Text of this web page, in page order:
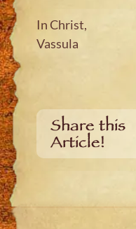
In Christ,
Vassula
Share this
Article!